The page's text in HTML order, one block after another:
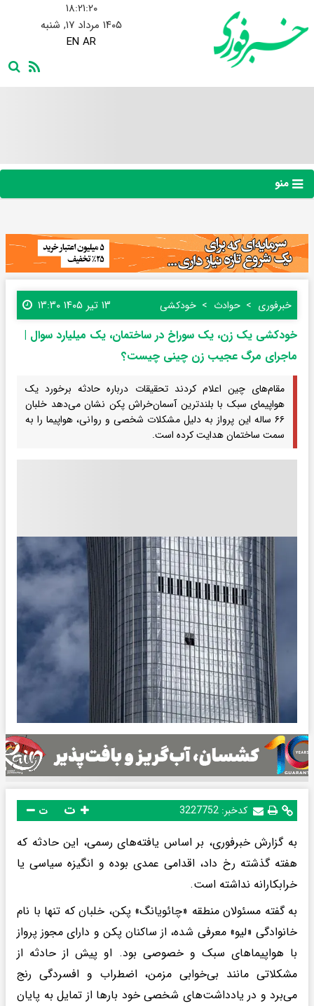
۱۸:۲۱:۲۱
۱۴۰۵ مرداد ۱۷, شنبه
EN AR
منو
خبرفوری حوادث خودکشی ۱۳ تیر ۱۴۰۵ ۱۳:۳۰
خودکشی یک زن، یک سوراخ در ساختمان، یک میلیارد سوال |
ماجرای مرگ عجیب زن چینی چیست؟
مقام‌های چین اعلام کردند تحقیقات درباره حادثه برخورد یک
هواپیمای سبک با بلندترین آسمان‌خراش پکن نشان می‌دهد خلبان
۶۶ ساله این پرواز به دلیل مشکلات شخصی و روانی، هواپیما را به
سمت ساختمان هدایت کرده است.
کدخبر: 3227752 ت
به گزارش خبرفوری، بر اساس یافته‌های رسمی، این حادثه که
هفته گذشته رخ داد، اقدامی عمدی بوده و انگیزه سیاسی یا
خرابکارانه نداشته است.
به گفته مسئولان منطقه «چائویانگ» پکن، خلبان که تنها با نام
خانوادگی «لیو» معرفی شده، از ساکنان پکن و دارای مجوز پرواز
با هواپیماهای سبک و خصوصی بود. او پیش از حادثه از
مشکلاتی مانند بی‌خوابی مزمن، اضطراب و افسردگی رنج
می‌برد و در یادداشت‌های شخصی خود بارها از تمایل به پایان